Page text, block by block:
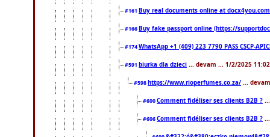
#161 Buy real documents online at
#166Buy fake passport online (https://
#174WhatsApp +1 (409) 223 7790 PASS CSCP-
#591 biurka dla dzieci ... devam ... 1/2/2025
#598https://www.rioperfumes.co.za/ ...
#600Comment fidéliser ses clients B2B ?
#606Comment fidéliser ses clients B2B ?